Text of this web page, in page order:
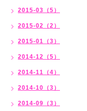
2015-03（5）
2015-02（2）
2015-01（3）
2014-12（5）
2014-11（4）
2014-10（3）
2014-09（3）